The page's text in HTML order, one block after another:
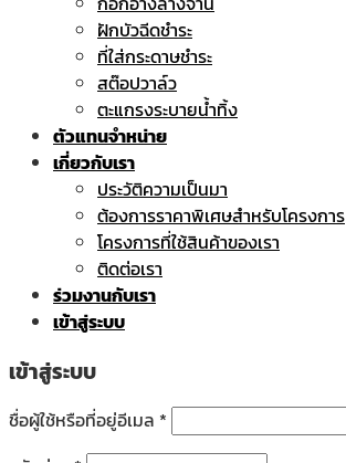
ฝักบัวฉีดชำระ
ที่ใส่กระดาษชำระ
สต๊อปวาล์ว
ตะแกรงระบายน้ำทิ้ง
ตัวแทนจำหน่าย
เกี่ยวกับเรา
ประวัติความเป็นมา
ต้องการราคาพิเศษสำหรับโครงการ
โครงการที่ใช้สินค้าของเรา
ติดต่อเรา
ร่วมงานกับเรา
เข้าสู่ระบบ
เข้าสู่ระบบ
ชื่อผู้ใช้หรือที่อยู่อีเมล *